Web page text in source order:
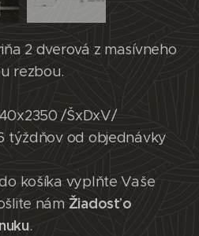
2 dverová z masívneho
rezbou.
/ŠxDxV/
týždňov od objednávky
košíka vyplňte Vaše
námŽiadosť o
.